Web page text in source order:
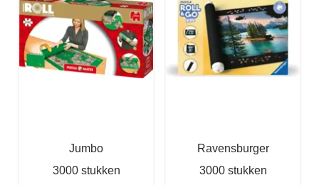
Jumbo
3000 stukken
Ravensburger
3000 stukken